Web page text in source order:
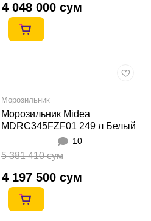
4 048 000 сум
Морозильник
Морозильник Midea
MDRC345FZF01 249 л Белый
10
5 381 410 сум
4 197 500 сум